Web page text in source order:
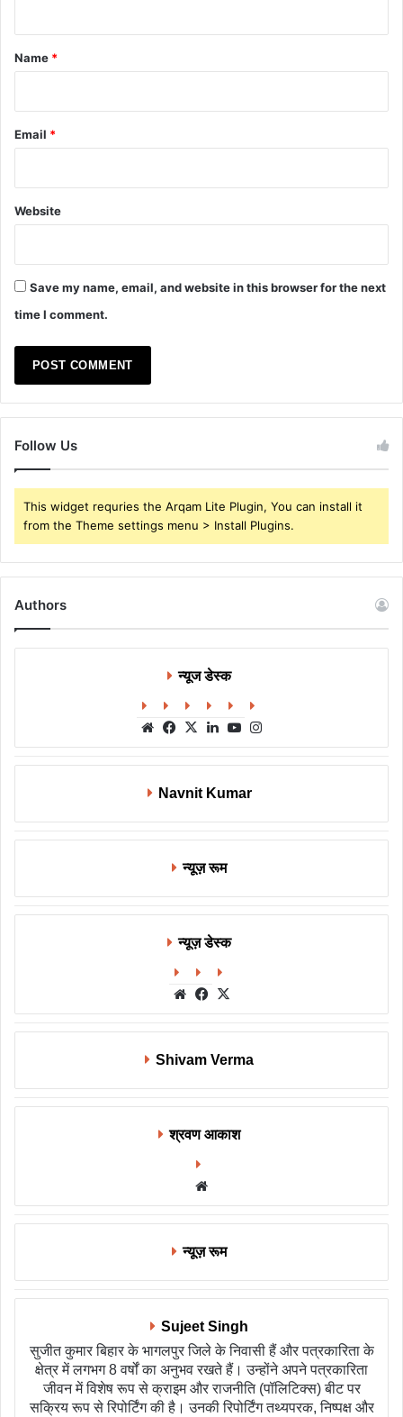
*
Name *
Email *
Website
Save my name, email, and website in this browser for the next
time I comment.
Follow Us
This widget requries the Arqam Lite Plugin, You can install it
from the Theme settings menu > Install Plugins.
Authors
न्यूज डेस्क
WebsiteFacebook
X LinkedInYouTube
Navnit Kumar
न्यूज़ रूम
न्यूज़ डेस्क
WebsiteFacebook
Shivam Verma
श्रवण आकाश
न्यूज़ रूम
Sujeet Singh
सुजीत कुमार बिहार के भागलपुर जिले के निवासी हैं और पत्रकारिता के
क्षेत्र में लगभग 8 वर्षों का अनुभव रखते हैं। उन्होंने अपने पत्रकारिता
जीवन में विशेष रूप से क्राइम और राजनीति (पॉलिटिक्स) बीट पर
सक्रिय रूप से रिपोर्टिंग की है। उनकी रिपोर्टिंग तथ्यपरक, निष्पक्ष और